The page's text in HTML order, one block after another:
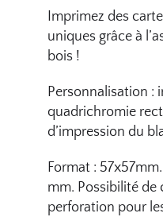
Imprimez des
uniques grâce à
bois !
Personnalisation :
quadrichromie
d’impression du
Format :
mm. Possibilité de
perforation pour